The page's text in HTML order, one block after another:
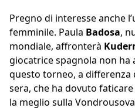
Pregno di interesse anche
femminile. Paula Badosa,
mondiale, affronterà
giocatrice spagnola non ha
questo torneo, a differenza
sera, che ha dovuto
la meglio sulla